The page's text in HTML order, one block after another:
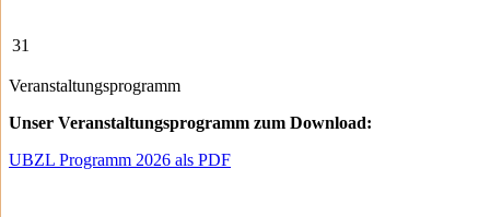
31
Veranstaltungsprogramm
Unser Veranstaltungsprogramm zum Download:
UBZL Programm 2026 als PDF